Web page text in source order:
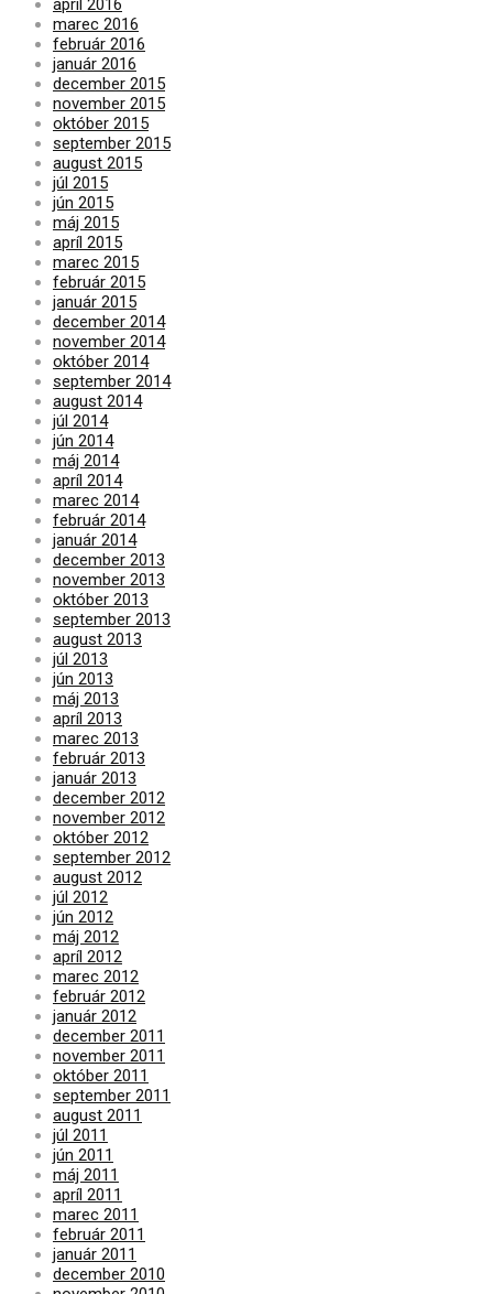
marec 2016
február 2016
január 2016
december 2015
november 2015
október 2015
september 2015
august 2015
júl 2015
jún 2015
máj 2015
apríl 2015
marec 2015
február 2015
január 2015
december 2014
november 2014
október 2014
september 2014
august 2014
júl 2014
jún 2014
máj 2014
apríl 2014
marec 2014
február 2014
január 2014
december 2013
november 2013
október 2013
september 2013
august 2013
júl 2013
jún 2013
máj 2013
apríl 2013
marec 2013
február 2013
január 2013
december 2012
november 2012
október 2012
september 2012
august 2012
júl 2012
jún 2012
máj 2012
apríl 2012
marec 2012
február 2012
január 2012
december 2011
november 2011
október 2011
september 2011
august 2011
júl 2011
jún 2011
máj 2011
apríl 2011
marec 2011
február 2011
január 2011
december 2010